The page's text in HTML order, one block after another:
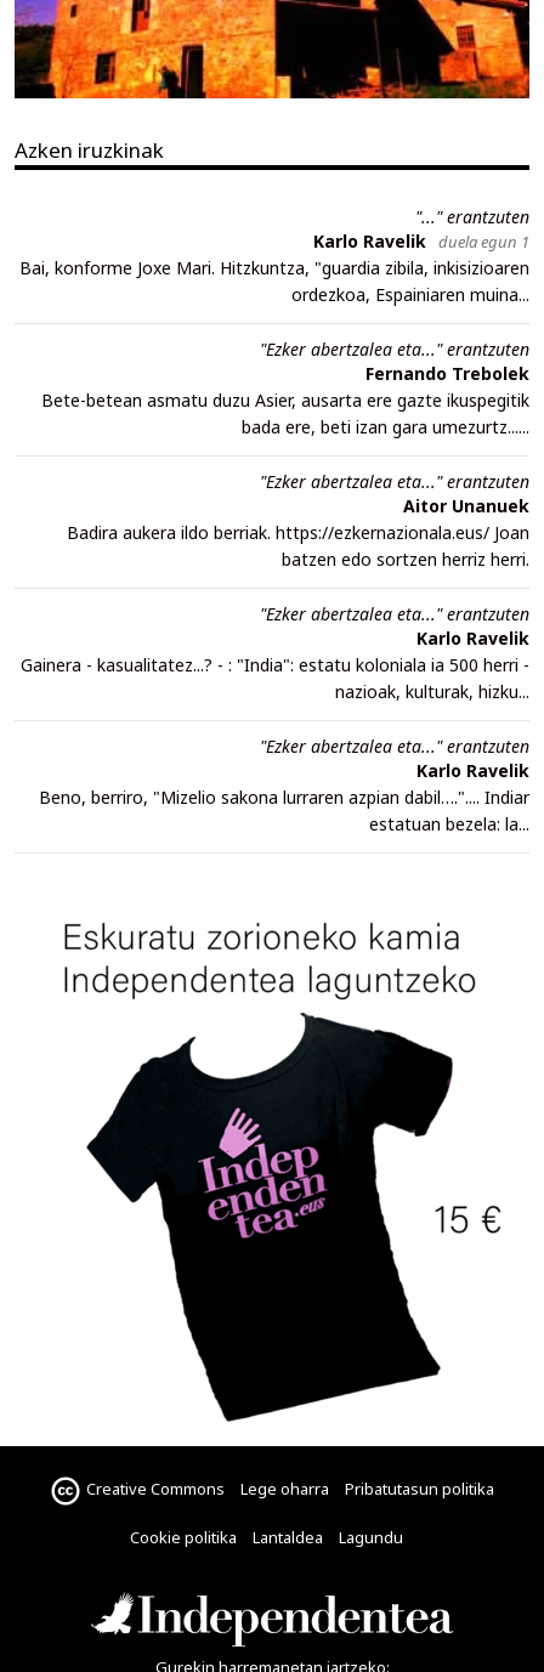
Azken iruzkinak
"..." erantzuten
Karlo Ravelik duela egun 1
Bai, konforme Joxe Mari. Hitzkuntza, "guardia zibila, inkisizioaren
ordezkoa, Espainiaren muina...
"Ezker abertzalea eta..." erantzuten
Fernando Trebolek
Bete-betean asmatu duzu Asier, ausarta ere gazte ikuspegitik
bada ere, beti izan gara umezurtz......
"Ezker abertzalea eta..." erantzuten
Aitor Unanuek
Badira aukera ildo berriak. https://ezkernazionala.eus/ Joan
batzen edo sortzen herriz herri.
"Ezker abertzalea eta..." erantzuten
Karlo Ravelik
Gainera - kasualitatez...? - : "India": estatu koloniala ia 500 herri -
nazioak, kulturak, hizku...
"Ezker abertzalea eta..." erantzuten
Karlo Ravelik
Beno, berriro, "Mizelio sakona lurraren azpian dabil….".... Indiar
estatuan bezela: la...
Creative Commons Lege oharra Pribatutasun politika
Cookie politika Lantaldea Lagundu
Gurekin harremanetan jartzeko: